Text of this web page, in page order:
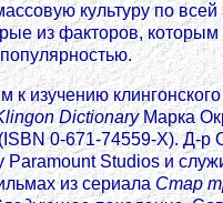
культуру по
из факторов,
изучению
DictionaryМарка
0-671-74559-X). Д-р
Paramount Studios и
из сериала Стар